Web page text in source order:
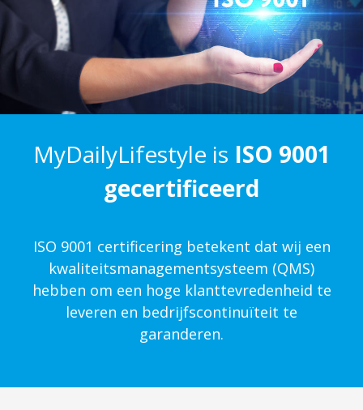
MyDailyLifestyle is ISO 9001
gecertificeerd
ISO 9001 certificering betekent dat wij een
kwaliteits­management­systeem (QMS)
hebben om een hoge klanttevredenheid te
leveren en bedrijfscontinuïteit te
garanderen.